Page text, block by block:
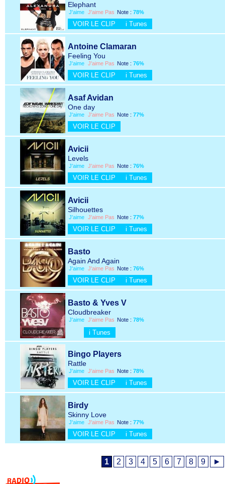
Elephant
J'aime J'aime Pas Note : 78%
VOIR LE CLIP i Tunes
Antoine Clamaran
Feeling You
J'aime J'aime Pas Note : 76%
VOIR LE CLIP i Tunes
Asaf Avidan
One day
J'aime J'aime Pas Note : 77%
VOIR LE CLIP
Avicii
Levels
J'aime J'aime Pas Note : 76%
VOIR LE CLIP i Tunes
Avicii
Silhouettes
J'aime J'aime Pas Note : 77%
VOIR LE CLIP i Tunes
Basto
Again And Again
J'aime J'aime Pas Note : 76%
VOIR LE CLIP i Tunes
Basto & Yves V
Cloudbreaker
J'aime J'aime Pas Note : 78%
i Tunes
Bingo Players
Rattle
J'aime J'aime Pas Note : 78%
VOIR LE CLIP i Tunes
Birdy
Skinny Love
J'aime J'aime Pas Note : 77%
VOIR LE CLIP i Tunes
1 2 3 4 5 6 7 8 9 ►